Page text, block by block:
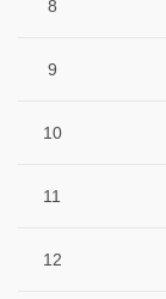
8
9
10
11
12